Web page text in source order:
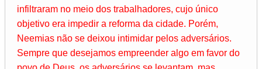
infiltraram no meio dos trabalhadores, cujo único
objetivo era impedir a reforma da cidade. Porém,
Neemias não se deixou intimidar pelos adversários.
Sempre que desejamos empreender algo em favor do